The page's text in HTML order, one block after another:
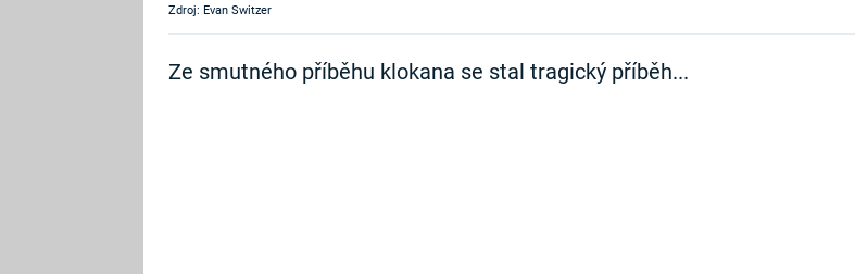
Zdroj: Evan Switzer
Ze smutného příběhu klokana se stal tragický příběh...